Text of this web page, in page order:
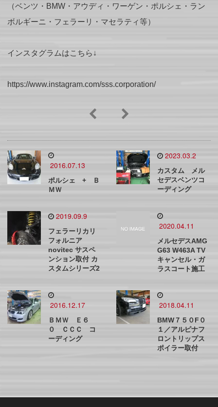
（ベンツ・BMW・アウディ・ワーゲン・ポルシェ・ラン
ボルギーニ・フェラーリ・マセラティ等）
インスタグラムはこちら↓
https://www.instagram.com/sss.corporation/
2016.07.13
ポルシェ + Ｂ
ＭＷ
2023.03.2
カスタム メル
セデスベンツコ
ーディング
2019.09.9
フェラーリカリ
フォルニア
novitec サスペ
ンション取付 カ
スタムシリーズ2
2020.04.11
メルセデスAMG
G63 W463A TV
キャンセル・ガ
ラスコート施工
2016.12.17
ＢＭＷ Ｅ６
０ ＣＣＣ コ
ーディング
2018.04.11
BMW７５０F０
１／アルピナフ
ロントリップス
ポイラー取付